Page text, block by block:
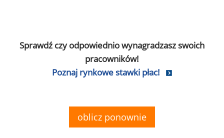
Sprawdź czy odpowiednio wynagradzasz swoich
pracowników!
Poznaj rynkowe stawki płac!
oblicz ponownie